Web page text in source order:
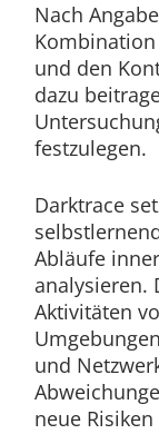
Nach
und den
dazu
festzulegen.
Darktrace
Abläufe
analysieren.
Aktivitäten
und
neue